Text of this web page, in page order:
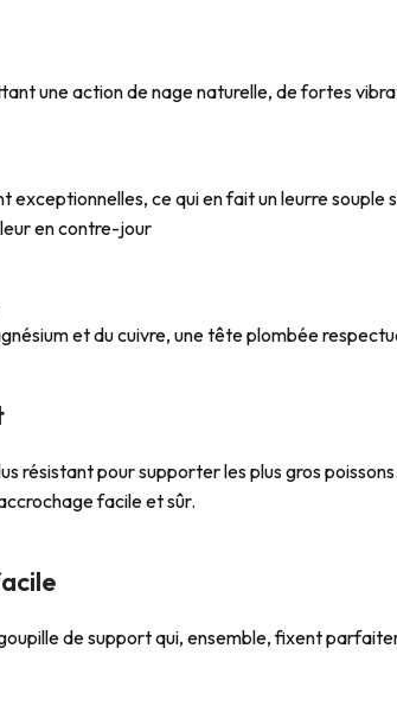
une action de nage naturelle, de fortes
ce qui en fait un leurre souple
en contre-jour
et du cuivre, une tête plombée
résistant pour supporter les plus gros
facile et sûr.
de support qui, ensemble, fixent